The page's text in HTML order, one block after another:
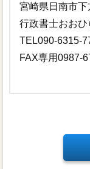
宮崎県日南市
行政書士おおひ
TEL090-6315-
FAX専用0987-